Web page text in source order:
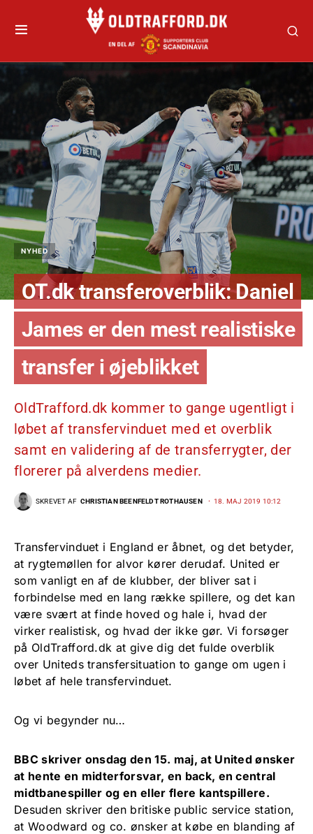
NYHED
OT.dk transferoverblik: Daniel
James er den mest realistiske
transfer i øjeblikket
OldTrafford.dk kommer to gange ugentligt i
løbet af transfervinduet med et overblik
samt en validering af de transferrygter, der
florerer på alverdens medier.
SKREVET AF CHRISTIAN BEENFELDT ROTHAUSEN 18. MAJ 2019 10:12
Transfervinduet i England er åbnet, og det betyder,
at rygtemøllen for alvor kører derudaf. United er
som vanligt en af de klubber, der bliver sat i
forbindelse med en lang række spillere, og det kan
være svært at finde hoved og hale i, hvad der
virker realistisk, og hvad der ikke gør. Vi forsøger
på OldTrafford.dk at give dig det fulde overblik
over Uniteds transfersituation to gange om ugen i
løbet af hele transfervinduet.
Og vi begynder nu…
BBC skriver onsdag den 15. maj, at United ønsker
at hente en midterforsvar, en back, en central
midtbanespiller og en eller flere kantspillere.
Desuden skriver den britiske public service station,
at Woodward og co. ønsker at købe en blanding af